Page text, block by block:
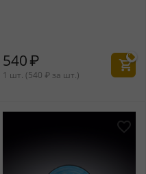
540₽
1 шт. (540 ₽ за шт.)